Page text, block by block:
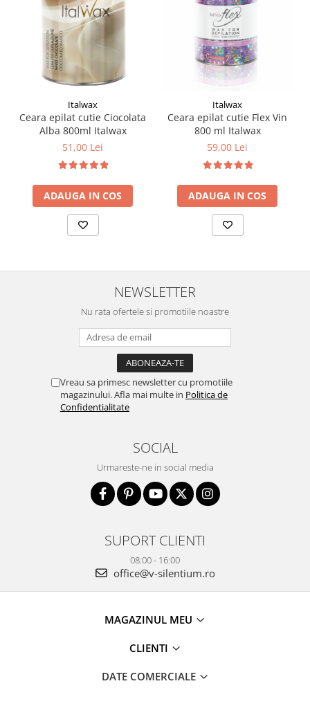
Italwax
Ceara epilat cutie Ciocolata
Alba 800ml Italwax
51,00 Lei
ADAUGA IN COS
Italwax
Ceara epilat cutie Flex Vin
800 ml Italwax
59,00 Lei
ADAUGA IN COS
NEWSLETTER
Nu rata ofertele si promotiile noastre
Vreau sa primesc newsletter cu promotiile
magazinului. Afla mai multe in Politica de
Confidentialitate
SOCIAL
Urmareste-ne in social media
SUPORT CLIENTI
08:00 - 16:00
office@v-silentium.ro
MAGAZINUL MEU
CLIENTI
DATE COMERCIALE